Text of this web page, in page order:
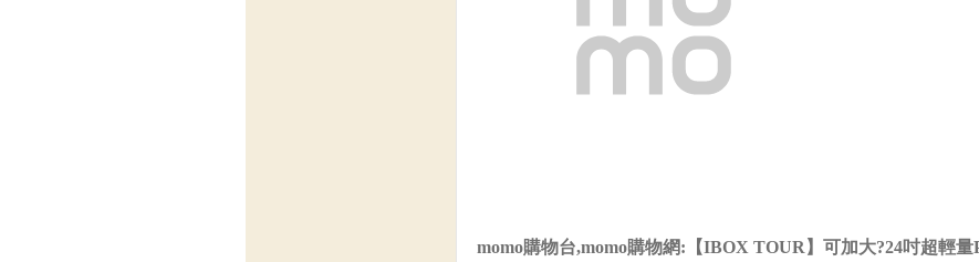
momo購物台,momo購物網:【IBOX TOUR】可加大?24吋超輕量